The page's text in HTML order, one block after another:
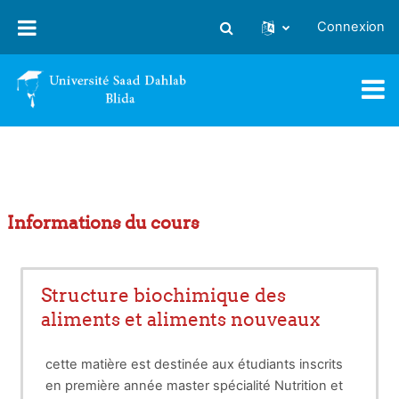
Activer/désactiver la saisie
Connexion
Informations du cours
Structure biochimique des
aliments et aliments nouveaux
cette matière est destinée aux étudiants inscrits
en première année master spécialité Nutrition et